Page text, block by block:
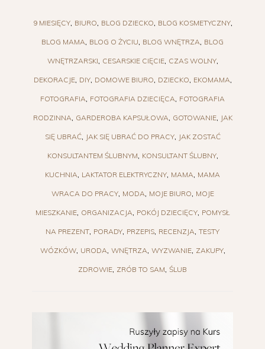
9 MIESIĘCY BIURO BLOG DZIECKO BLOG KOSMETYCZNY
BLOG MAMA BLOG O ŻYCIU BLOG WNĘTRZA BLOG
WNĘTRZARSKI CESARSKIE CIĘCIE CZAS WOLNY
DEKORACJE DIY DOMOWE BIURO DZIECKO EKOMAMA
FOTOGRAFIA FOTOGRAFIA DZIECIĘCA FOTOGRAFIA
RODZINNA GARDEROBA KAPSUŁOWA GOTOWANIE JAK
SIĘ UBRAĆ JAK SIĘ UBRAĆ DO PRACY JAK ZOSTAĆ
KONSULTANTEM ŚLUBNYM KONSULTANT ŚLUBNY
KUCHNIA LAKTATOR ELEKTRYCZNY MAMA MAMA
WRACA DO PRACY MODA MOJE BIURO MOJE
MIESZKANIE ORGANIZACJA POKÓJ DZIECIĘCY POMYSŁ
NA PREZENT PORADY PRZEPIS RECENZJA TESTY
WÓZKÓW URODA WNĘTRZA WYZWANIE ZAKUPY
ZDROWIE ZRÓB TO SAM ŚLUB